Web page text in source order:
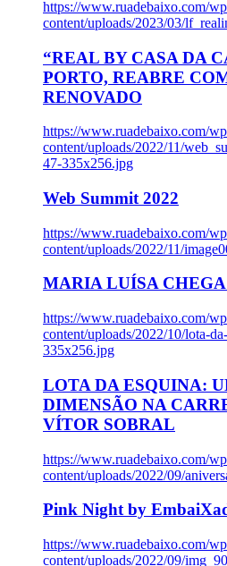
https://www.ruadebaixo.com/
content/uploads/2023/03/
“REAL BY CASA DA
PORTO, REABRE
RENOVADO
https://www.ruadebaixo.com/
content/uploads/2022/11/
47-335x256.jpg
Web Summit 2022
https://www.ruadebaixo.com/
content/uploads/2022/11/
MARIA LUÍSA
https://www.ruadebaixo.com/
content/uploads/2022/10/lota-
335x256.jpg
LOTA DA ESQUINA:
DIMENSÃO NA
VÍTOR SOBRAL
https://www.ruadebaixo.com/
content/uploads/2022/09/
Pink Night by
https://www.ruadebaixo.com/
content/uploads/2022/09/